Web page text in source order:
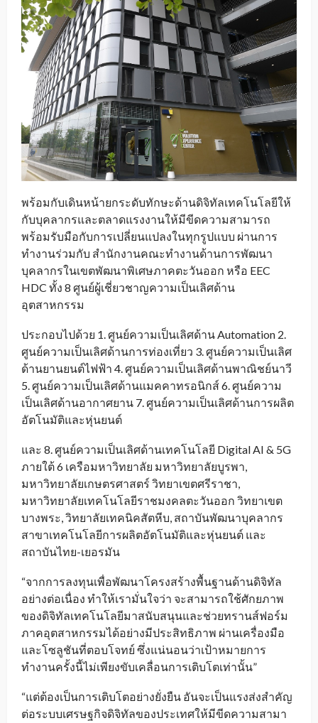
พร้อมกับเดินหน้ายกระดับทักษะด้านดิจิทัลเทคโนโลยีให้
กับบุคลากรและตลาดแรงงานให้มีขีดความสามารถ
พร้อมรับมือกับการเปลี่ยนแปลงในทุกรูปแบบ ผ่านการ
ทำงานร่วมกับ สำนักงานคณะทำงานด้านการพัฒนา
บุคลากรในเขตพัฒนาพิเศษภาคตะวันออก หรือ EEC
HDC ทั้ง 8 ศูนย์ผู้เชี่ยวชาญความเป็นเลิศด้าน
อุตสาหกรรม
ประกอบไปด้วย 1. ศูนย์ความเป็นเลิศด้าน Automation 2.
ศูนย์ความเป็นเลิศด้านการท่องเที่ยว 3. ศูนย์ความเป็นเลิศ
ด้านยานยนต์ไฟฟ้า 4. ศูนย์ความเป็นเลิศด้านพาณิชย์นาวี
5. ศูนย์ความเป็นเลิศด้านแมคคาทรอนิกส์ 6. ศูนย์ความ
เป็นเลิศด้านอากาศยาน 7. ศูนย์ความเป็นเลิศด้านการผลิต
อัตโนมัติและหุ่นยนต์
และ 8. ศูนย์ความเป็นเลิศด้านเทคโนโลยี Digital AI & 5G
ภายใต้ 6 เครือมหาวิทยาลัย มหาวิทยาลัยบูรพา,
มหาวิทยาลัยเกษตรศาสตร์ วิทยาเขตศรีราชา,
มหาวิทยาลัยเทคโนโลยีราชมงคลตะวันออก วิทยาเขต
บางพระ, วิทยาลัยเทคนิคสัตหีบ, สถาบันพัฒนาบุคลากร
สาขาเทคโนโลยีการผลิตอัตโนมัติและหุ่นยนต์ และ
สถาบันไทย-เยอรมัน
“จากการลงทุนเพื่อพัฒนาโครงสร้างพื้นฐานด้านดิจิทัล
อย่างต่อเนื่อง ทำให้เรามั่นใจว่า จะสามารถใช้ศักยภาพ
ของดิจิทัลเทคโนโลยีมาสนับสนุนและช่วยทรานส์ฟอร์ม
ภาคอุตสาหกรรมได้อย่างมีประสิทธิภาพ ผ่านเครื่องมือ
และโซลูชันที่ตอบโจทย์ ซึ่งแน่นอนว่าเป้าหมายการ
ทำงานครั้งนี้ไม่เพียงขับเคลื่อนการเติบโตเท่านั้น”
“แต่ต้องเป็นการเติบโตอย่างยั่งยืน อันจะเป็นแรงส่งสำคัญ
ต่อระบบเศรษฐกิจดิจิทัลของประเทศให้มีขีดความสามา